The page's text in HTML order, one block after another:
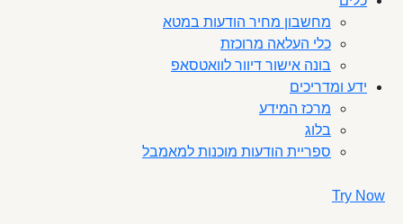
מחשבון מחיר הודעות במטא
כלי העלאה מרוכזת
בונה אישור דיוור לוואטסאפ
ידע ומדריכים
מרכז המידע
בלוג
ספריית הודעות מוכנות למאמבל
Try Now